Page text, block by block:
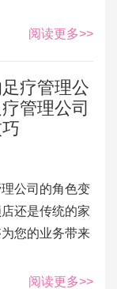
阅读更多>>
疗管理公
管理公司
公司的角色变
还是传统的家
您的业务带来
阅读更多>>